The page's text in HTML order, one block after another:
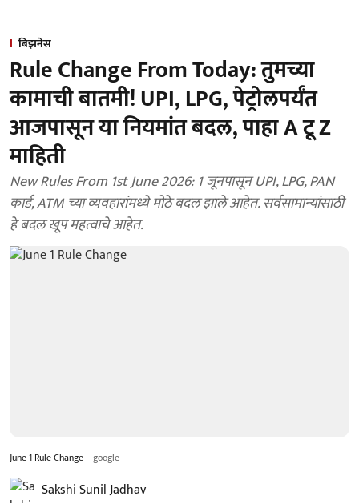
बिझनेस
Rule Change From Today: तुमच्या
कामाची बातमी! UPI, LPG, पेट्रोलपर्यंत
आजपासून या नियमांत बदल, पाहा A टू Z
माहिती
New Rules From 1st June 2026: 1 जूनपासून UPI, LPG, PAN
कार्ड, ATM च्या व्यवहारांमध्ये मोठे बदल झाले आहेत. सर्वसामान्यांसाठी
हे बदल खूप महत्वाचे आहेत.
June 1 Rule Change google
Sakshi Sunil Jadhav